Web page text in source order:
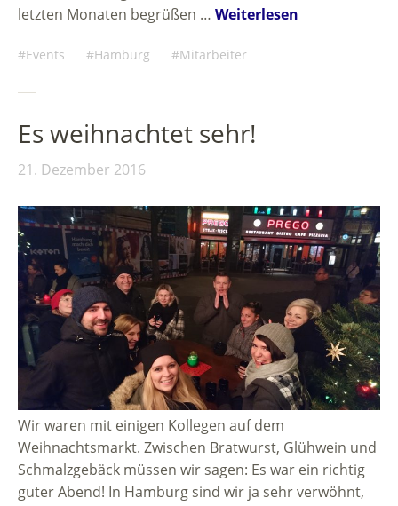
letzten Monaten begrüßen … Weiterlesen
Events Hamburg Mitarbeiter
Es weihnachtet sehr!
21. Dezember 2016
Wir waren mit einigen Kollegen auf dem
Weihnachtsmarkt. Zwischen Bratwurst, Glühwein und
Schmalzgebäck müssen wir sagen: Es war ein richtig
guter Abend! In Hamburg sind wir ja sehr verwöhnt,